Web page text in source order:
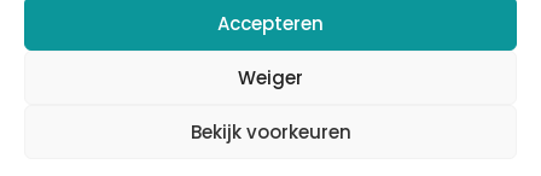
Accepteren
Weiger
Bekijk voorkeuren